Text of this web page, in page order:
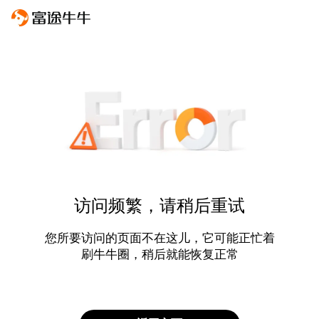
访问频繁，请稍后重试
您所要访问的页面不在这儿，它可能正忙着
刷牛牛圈，稍后就能恢复正常